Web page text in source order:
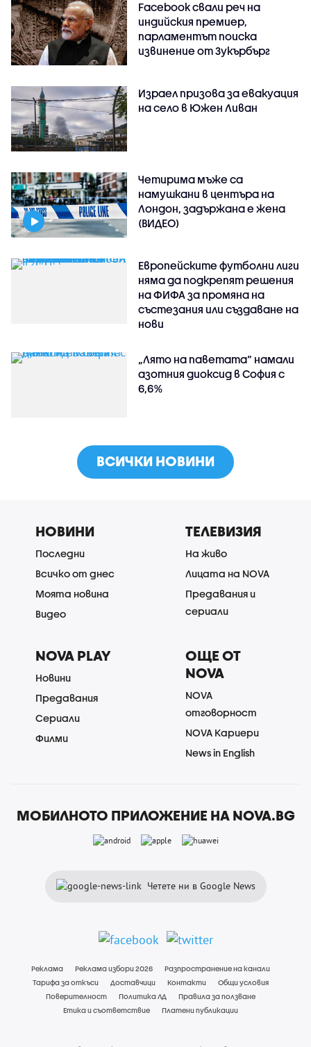
Facebook свали реч на
индийския премиер,
парламентът поиска
извинение от Зукърбърг
Израел призова за евакуация
на село в Южен Ливан
Четирима мъже са
намушкани в центъра на
Лондон, задържана е жена
(ВИДЕО)
Европейските футболни лиги
няма да подкрепят решения
на ФИФА за промяна на
състезания или създаване на
нови
„Лято на паветата“ намали
азотния диоксид в София с
6,6%
ВСИЧКИ НОВИНИ
НОВИНИ
Последни
Всичко от днес
Моята новина
Видео
ТЕЛЕВИЗИЯ
На живо
Лицата на NOVA
Предавания и
сериали
NOVA PLAY
Новини
Предавания
Сериали
Филми
ОЩЕ ОТ
NOVA
NOVA
отговорност
NOVA Кариери
News in English
МОБИЛНОТО ПРИЛОЖЕНИЕ НА NOVA.BG
Четете ни в Google News
Реклама Реклама избори 2026
Разпространение на канали
Тарифа за откъси
Доставчици Контакти
Общи условия
Поверителност
Политика ЛД
Правила за ползване
Етика и съответствие
Платени публикации